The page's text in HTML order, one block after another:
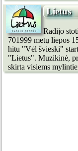
Lietus
Radijo
701999 metų liepos
hitu "Vėl švieski"
"Lietus". Muzikinė,
skirta visiems